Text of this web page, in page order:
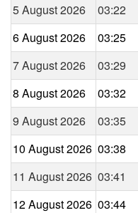
5 August 2026
03:22
6 August 2026
03:25
7 August 2026
03:29
8 August 2026
03:32
9 August 2026
03:35
10 August 2026 03:38
11 August 2026 03:41
12 August 2026 03:44